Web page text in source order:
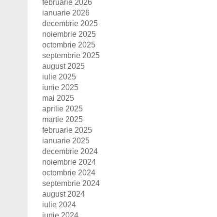
februarie 2026
ianuarie 2026
decembrie 2025
noiembrie 2025
octombrie 2025
septembrie 2025
august 2025
iulie 2025
iunie 2025
mai 2025
aprilie 2025
martie 2025
februarie 2025
ianuarie 2025
decembrie 2024
noiembrie 2024
octombrie 2024
septembrie 2024
august 2024
iulie 2024
iunie 2024